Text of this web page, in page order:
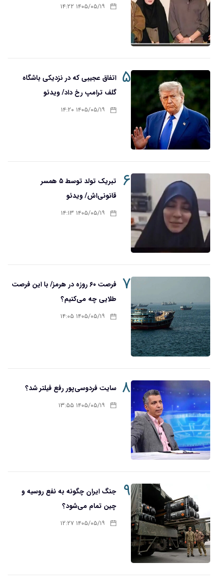
۱۴۰۵/۰۵/۱۹ ۱۴:۲۲
۵ اتفاق عجیبی که در نزدیکی باشگاه
گلف ترامپ رخ داد/ ویدئو
۱۴۰۵/۰۵/۱۹ ۱۴:۲۰
۶
تبریک تولد توسط ۵ همسر
قانونی‌اش/ ویدئو
۱۴۰۵/۰۵/۱۹ ۱۴:۱۳
۷
فرصت ۶۰ روزه در هرمز/ با این فرصت
طلایی چه می‌کنیم؟
۱۴۰۵/۰۵/۱۹ ۱۴:۰۵
۸ سایت فردوسی‌پور رفع فیلتر شد؟
۱۴۰۵/۰۵/۱۹ ۱۳:۵۵
۹
جنگ ایران چگونه به نفع روسیه و
چین تمام می‌شود؟
۱۴۰۵/۰۵/۱۹ ۱۲:۲۷